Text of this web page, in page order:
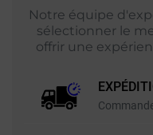
Notre équipe
sélectionner le
offrir une